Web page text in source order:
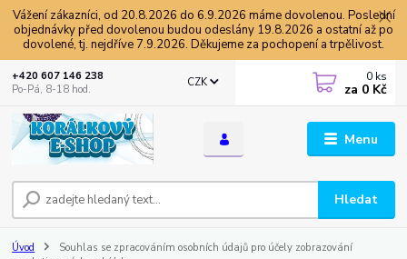
Vážení zákazníci, od 20.8.2026 do 6.9.2026 máme dovolenou. Poslední
objednávky před dovolenou budou odeslány 19.8.2026 a ostatní až po
dovolené, tj. nejdříve 7.9.2026. Děkujeme za pochopení a trpělivost.
Menu
CZK
Hledat
+420 607 146 238
Po-Pá, 8-18 hod.
0 ks
za 0 Kč
Úvod
Souhlas se zpracováním osobních údajů pro účely zobrazování